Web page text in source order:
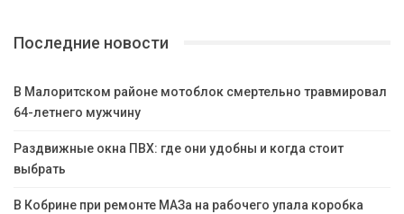
Последние новости
В Малоритском районе мотоблок смертельно травмировал
64-летнего мужчину
Раздвижные окна ПВХ: где они удобны и когда стоит
выбрать
В Кобрине при ремонте МАЗа на рабочего упала коробка